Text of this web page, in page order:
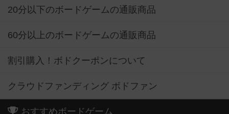
20分以下のボードゲームの通販商品
60分以上のボードゲームの通販商品
割引購入！ボドクーポンについて
クラウドファンディング ボドファン
おすすめボードゲーム